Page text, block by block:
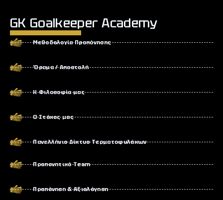
GK Goalkeeper Academy
Μεθοδολογία Προπόνησης
Όραμα / Αποστολή
Η Φιλοσοφία μας
Ο Στόχος μας
Πανελλήνιο Δίκτυο Τερματοφυλάκων
Προπονητικό Team
Προπόνηση & Αξιολόγηση